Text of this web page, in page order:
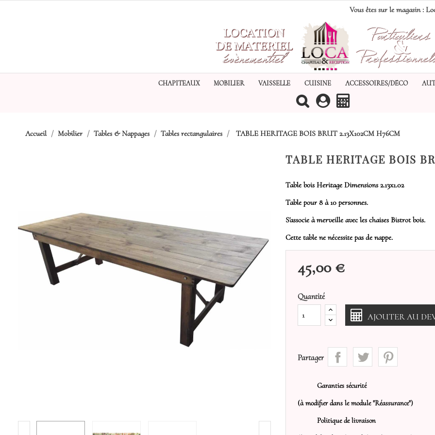
Vous êtes sur le magasin :
CHAPITEAUX MOBILIER VAISSELLE CUISINE ACCESSOIRES/DÉCO
(0)
Accueil Mobilier Tables & Nappages Tables rectangulaires TABLE HERITAGE BOIS BRUT 2.13X102CM H76CM
TABLE HERITAGE BOIS
Table bois Heritage Dimensions 2.13x1.02
Table pour 8 à 10 personnes.
S'associe à merveille avec les chaises Bistrot bois.
Cette table ne nécessite pas de nappe.
45,00 €
Quantité
AJOUTER AU
Partager
Garanties sécurité
(à modifier dans le module "Réassurance")
Politique de livraison